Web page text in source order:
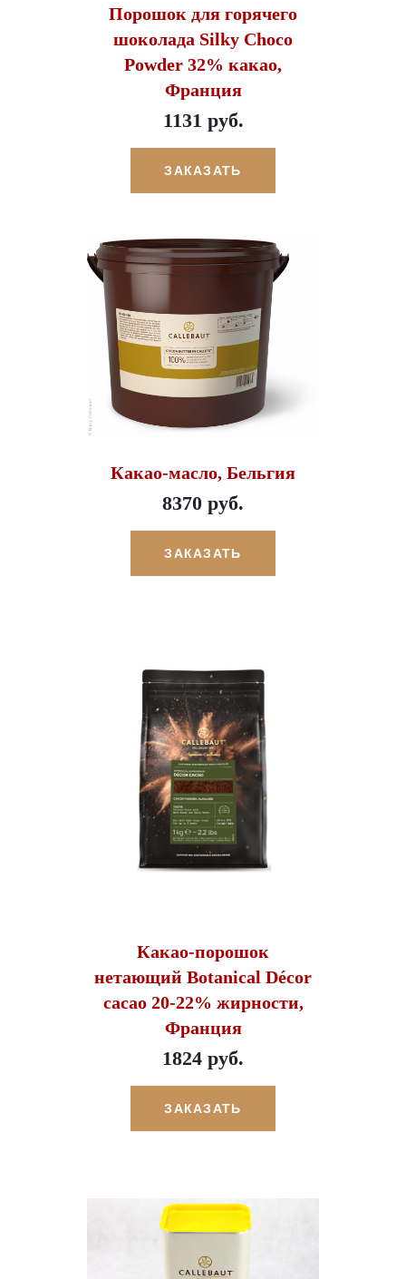
Порошок для горячего
шоколада Silky Choco
Powder 32% какао,
Франция
1131 руб.
ЗАКАЗАТЬ
Какао-масло, Бельгия
8370 руб.
ЗАКАЗАТЬ
Какао-порошок
нетающий Botanical Décor
cacao 20-22% жирности,
Франция
1824 руб.
ЗАКАЗАТЬ